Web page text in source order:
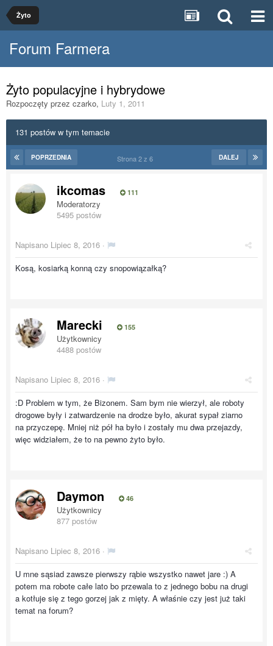
Żyto
Forum Farmera
Żyto populacyjne i hybrydowe
Rozpoczęty przez czarko, Luty 1, 2011
131 postów w tym temacie
POPRZEDNIA DALEJ
Strona 2 z 6
ikcomas 111
Moderatorzy
5495 postów
Napisano Lipiec 8, 2016 ·
Kosą, kosiarką konną czy snopowiązałką?
Marecki 155
Użytkownicy
4488 postów
Napisano Lipiec 8, 2016 ·
:D Problem w tym, że Bizonem. Sam bym nie wierzył, ale roboty
drogowe były i zatwardzenie na drodze było, akurat sypał ziarno
na przyczepę. Mniej niż pół ha było i zostały mu dwa przejazdy,
więc widziałem, że to na pewno żyto było.
Daymon 46
Użytkownicy
877 postów
Napisano Lipiec 8, 2016 ·
U mne sąsiad zawsze pierwszy rąbie wszystko nawet jare :) A
potem ma robote całe lato bo przewala to z jednego bobu na drugi
a kotłuje się z tego gorzej jak z mięty. A właśnie czy jest już taki
temat na forum?